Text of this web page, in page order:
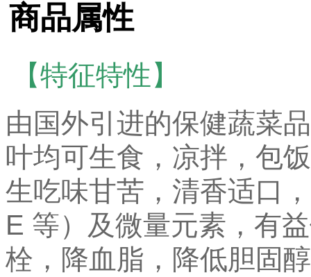
商品属性
【特征特性】
由国外引进的保健蔬菜
叶均可生食，凉拌，包
生吃味甘苦，清香适口
E 等）及微量元素，有
栓，降血脂，降低胆固